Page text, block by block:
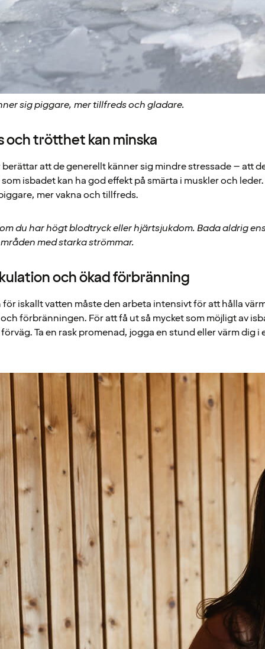
sig piggare, mer tillfreds och gladare.
och trötthet kan minska
att de generellt känner sig mindre stressade – att
isbadet kan ha god effekt på smärta i muskler och
mer vakna och tillfreds.
du har högt blodtryck eller hjärtsjukdom. Bada aldrig
med starka strömmar.
och ökad förbränning
iskallt vatten måste den arbeta intensivt för att hålla
förbränningen. För att få ut så mycket som möjligt av
Ta en rask promenad, jogga en stund eller värm dig i